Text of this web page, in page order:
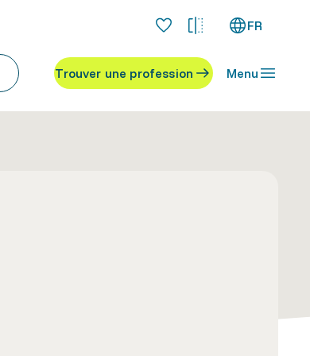
FR
Trouver une profession Menu